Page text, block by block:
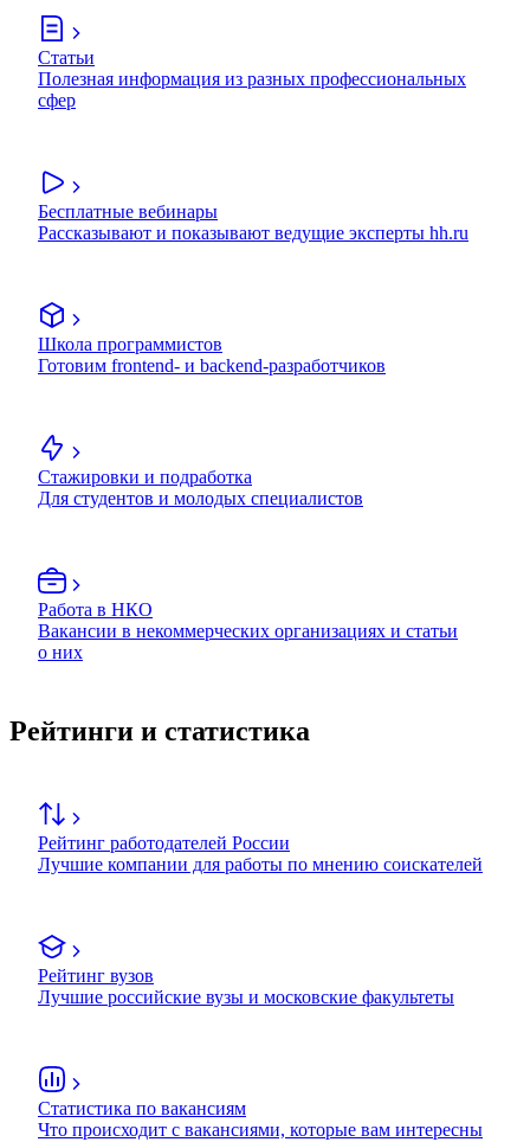
Статьи
Полезная информация из разных профессиональных
сфер
Бесплатные вебинары
Рассказывают и показывают ведущие эксперты hh.ru
Школа программистов
Готовим frontend- и backend-разработчиков
Стажировки и подработка
Для студентов и молодых специалистов
Работа в НКО
Вакансии в некоммерческих организациях и статьи
о них
Рейтинги и статистика
Рейтинг работодателей России
Лучшие компании для работы по мнению соискателей
Рейтинг вузов
Лучшие российские вузы и московские факультеты
Статистика по вакансиям
Что происходит с вакансиями, которые вам интересны